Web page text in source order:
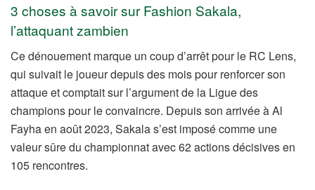
3 choses à savoir sur Fashion Sakala,
l’attaquant zambien
Ce dénouement marque un coup d’arrêt pour le RC Lens,
qui suivait le joueur depuis des mois pour renforcer son
attaque et comptait sur l’argument de la Ligue des
champions pour le convaincre. Depuis son arrivée à Al
Fayha en août 2023, Sakala s’est imposé comme une
valeur sûre du championnat avec 62 actions décisives en
105 rencontres.